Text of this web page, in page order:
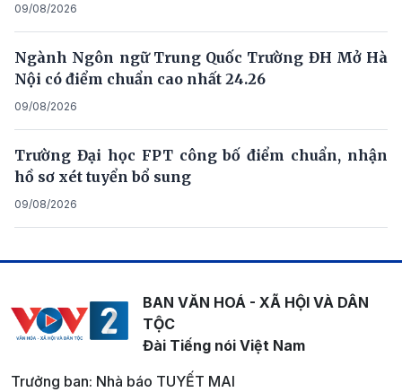
09/08/2026
Ngành Ngôn ngữ Trung Quốc Trường ĐH Mở Hà
Nội có điểm chuẩn cao nhất 24.26
09/08/2026
Trường Đại học FPT công bố điểm chuẩn, nhận
hồ sơ xét tuyển bổ sung
09/08/2026
BAN VĂN HOÁ - XÃ HỘI VÀ DÂN
TỘC
Đài Tiếng nói Việt Nam
Trưởng ban: Nhà báo TUYẾT MAI